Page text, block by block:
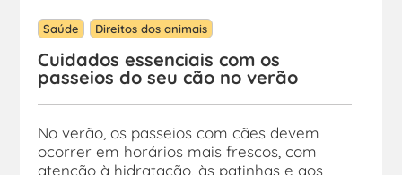
Saúde Direitos dos animais
Cuidados essenciais com os
passeios do seu cão no verão
No verão, os passeios com cães devem
ocorrer em horários mais frescos, com
atenção à hidratação, às patinhas e aos